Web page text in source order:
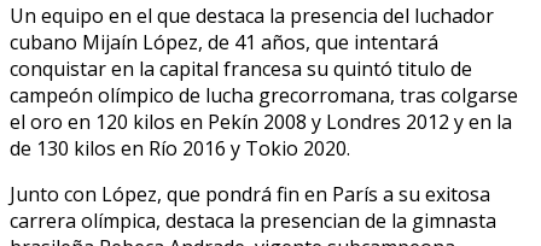
Un equipo en el que destaca la presencia del luchador
cubano Mijaín López, de 41 años, que intentará
conquistar en la capital francesa su quintó titulo de
campeón olímpico de lucha grecorromana, tras colgarse
el oro en 120 kilos en Pekín 2008 y Londres 2012 y en la
de 130 kilos en Río 2016 y Tokio 2020.
Junto con López, que pondrá fin en París a su exitosa
carrera olímpica, destaca la presencian de la gimnasta